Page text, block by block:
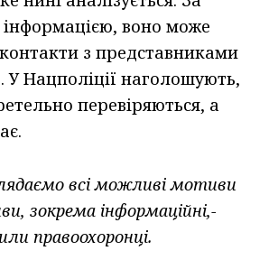
воно може
з представниками
У Нацполіції наголошують,
перевіряються, а
всі можливі мотиви
зокрема інформаційні,-
правоохоронці.